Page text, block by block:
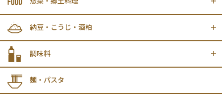
納豆・こうじ・酒粕
調味料
麺・パスタ